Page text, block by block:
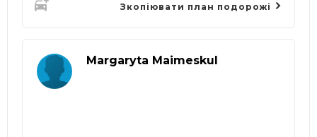
Зкопіювати план подорожі
Margaryta Maimeskul